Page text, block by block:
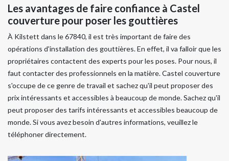
Les avantages de faire confiance à Castel
couverture pour poser les gouttières
À Kilstett dans le 67840, il est très important de faire des
opérations d'installation des gouttières. En effet, il va falloir que les
propriétaires contactent des experts pour les poses. Pour nous, il
faut contacter des professionnels en la matière. Castel couverture
s'occupe de ce genre de travail et sachez qu'il peut proposer des
prix intéressants et accessibles à beaucoup de monde. Sachez qu'il
peut proposer des tarifs intéressants et accessibles beaucoup de
monde. Si vous avez besoin d'autres informations, veuillez le
téléphoner directement.